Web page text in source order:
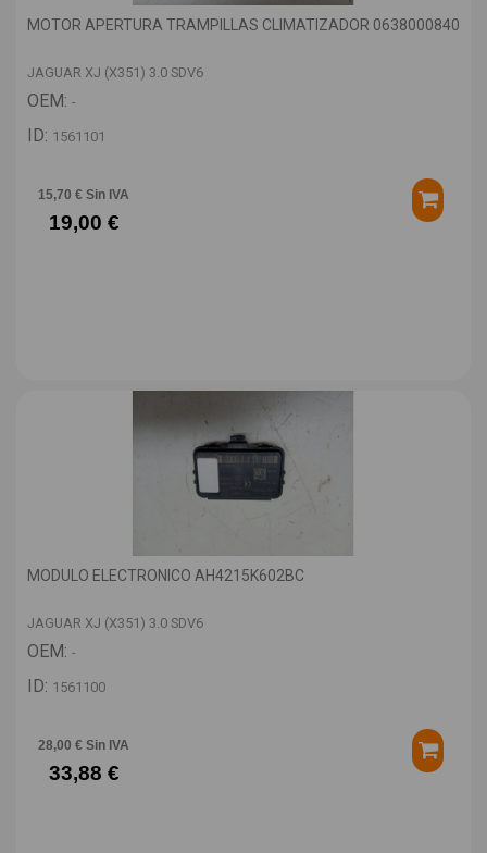
MOTOR APERTURA TRAMPILLAS CLIMATIZADOR 0638000840
JAGUAR XJ (X351) 3.0 SDV6
OEM: -
ID: 1561101
15,70 € Sin IVA
19,00 €
MODULO ELECTRONICO AH4215K602BC
JAGUAR XJ (X351) 3.0 SDV6
OEM: -
ID: 1561100
28,00 € Sin IVA
33,88 €